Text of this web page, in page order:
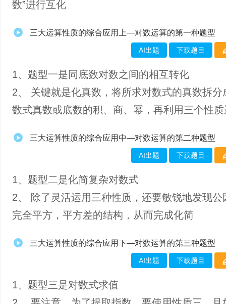
数”进行互化
三大运算性质的综合应用上—对数运算的第一种题型
AI出题 下载题目
1、题型一是同底数对数之间的相互转化
2、 关键就是化真数，将所求对数式的真数拆分
数式真数或底数的积、商、幂，再利用三个性
三大运算性质的综合应用中—对数运算的第二种题型
AI出题 下载题目
1、​题型二是化简复杂对数式
2、 除了灵活运用三种性质，还要敏锐地发现公
完全平方，平方差的结构，从而完成化简
三大运算性质的综合应用下—对数运算的第三种题型
AI出题 下载题目
1、题型三是对数式求值